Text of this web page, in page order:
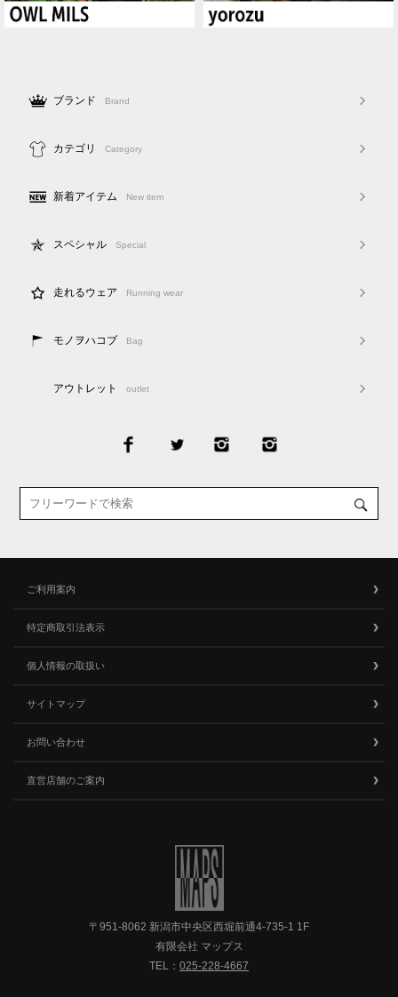
ブランド Brand
カテゴリ Category
新着アイテム New item
スペシャル Special
走れるウェア Running wear
モノヲハコブ Bag
アウトレット outlet
ご利用案内
特定商取引法表示
個人情報の取扱い
サイトマップ
お問い合わせ
直営店舗のご案内
〒951-8062 新潟市中央区西堀前通4-735-1 1F
有限会社 マップス
TEL： 025-228-4667